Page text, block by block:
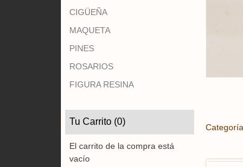
CIGÜEÑA
MAQUETA
PINES
ROSARIOS
FIGURA RESINA
Tu Carrito (0)
El carrito de la compra está
vacío